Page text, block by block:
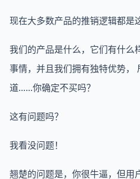
现在大多数产品的推销逻辑都是
我们的产品是什么，它们有什么
事情，并且我们拥有独特优势，
道……你确定不买吗？
这有问题吗？
我看没问题！
翘楚的问题是，你很牛逼，但用